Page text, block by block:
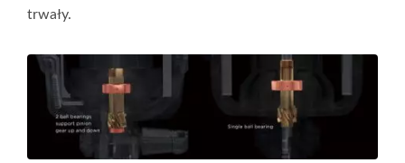
trwały.